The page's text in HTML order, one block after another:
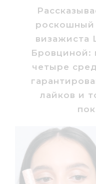
роскошный
визажиста
Бровциной:
четыре
лайков и